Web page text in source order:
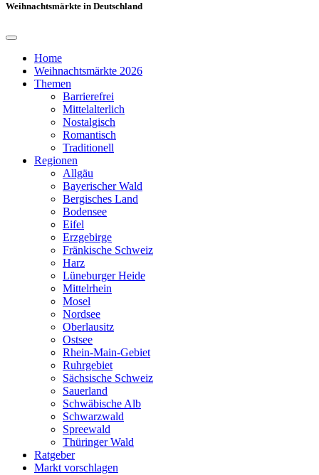
Weihnachtsmärkte in Deutschland
Home
Weihnachtsmärkte 2026
Themen
Barrierefrei
Mittelalterlich
Nostalgisch
Romantisch
Traditionell
Regionen
Allgäu
Bayerischer Wald
Bergisches Land
Bodensee
Eifel
Erzgebirge
Fränkische Schweiz
Harz
Lüneburger Heide
Mittelrhein
Mosel
Nordsee
Oberlausitz
Ostsee
Rhein-Main-Gebiet
Ruhrgebiet
Sächsische Schweiz
Sauerland
Schwäbische Alb
Schwarzwald
Spreewald
Thüringer Wald
Ratgeber
Markt vorschlagen